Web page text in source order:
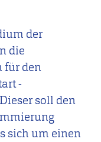
der
die
für den
-
soll den
sich um einen